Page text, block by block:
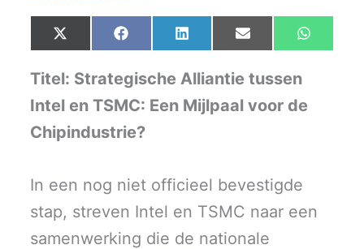
Share
on
X
(
w
i
t
r
)
Share
on
F
a
e
b
o
Share
on
L
i
k
e
I
Share
on
E
m
i
l
Share
on
W
h
Titel: Strategische Alliantie tussen
Intel en TSMC: Een Mijlpaal voor de
Chipindustrie?
In een nog niet officieel bevestigde
stap, streven Intel en TSMC naar een
samenwerking die de nationale